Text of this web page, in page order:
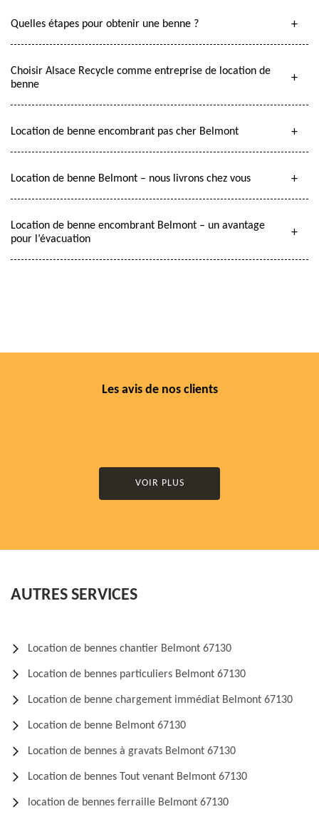
Quelles étapes pour obtenir une benne ?
Choisir Alsace Recycle comme entreprise de location de
benne
Location de benne encombrant pas cher Belmont
Location de benne Belmont – nous livrons chez vous
Location de benne encombrant Belmont – un avantage
pour l’évacuation
Les avis de nos clients
VOIR PLUS
AUTRES SERVICES
Location de bennes chantier Belmont 67130
Location de bennes particuliers Belmont 67130
Location de benne chargement immédiat Belmont 67130
Location de benne Belmont 67130
Location de bennes à gravats Belmont 67130
Location de bennes Tout venant Belmont 67130
location de bennes ferraille Belmont 67130